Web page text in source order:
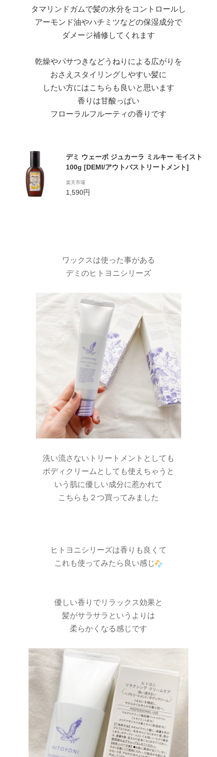
タマリンドガムで髪の水分をコントロールし
アーモンド油やハチミツなどの保湿成分で
ダメージ補修してくれます
乾燥やパサつきなどうねりによる広がりを
おさえ スタイリングしやすい髪に
したい方にはこちらも良いと思います
香りは甘酸っぱい
フローラルフルーティの香りです
デミ ウェーボ ジュカーラ ミルキー モイスト
100g [DEMI/アウトバストリートメント]
楽天市場
1,590円
ワックスは使った事がある
デミのヒトヨニシリーズ
洗い流さないトリートメントとしても
ボディクリームとしても使えちゃうと
いう肌に優しい成分に惹かれて
こちらも２つ買ってみました
ヒトヨニシリーズは香りも良くて
これも使ってみたら良い感じ
優しい香りでリラックス効果と
髪がサラサラというよりは
柔らかくなる感じです